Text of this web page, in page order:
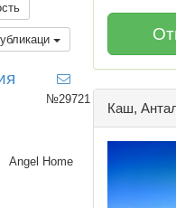
Angel Home
№29721
Каш,